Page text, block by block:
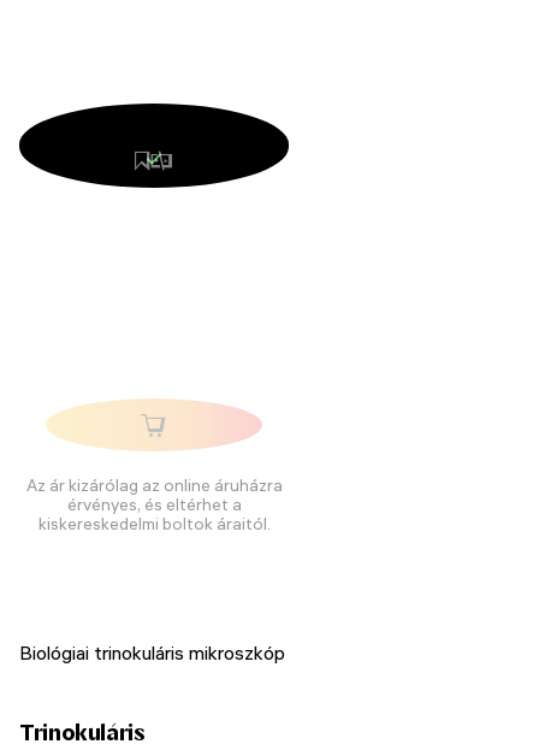
Az ár kizárólag az online áruházra
érvényes, és eltérhet a
kiskereskedelmi boltok áraitól.
Biológiai trinokuláris mikroszkóp
Trinokuláris